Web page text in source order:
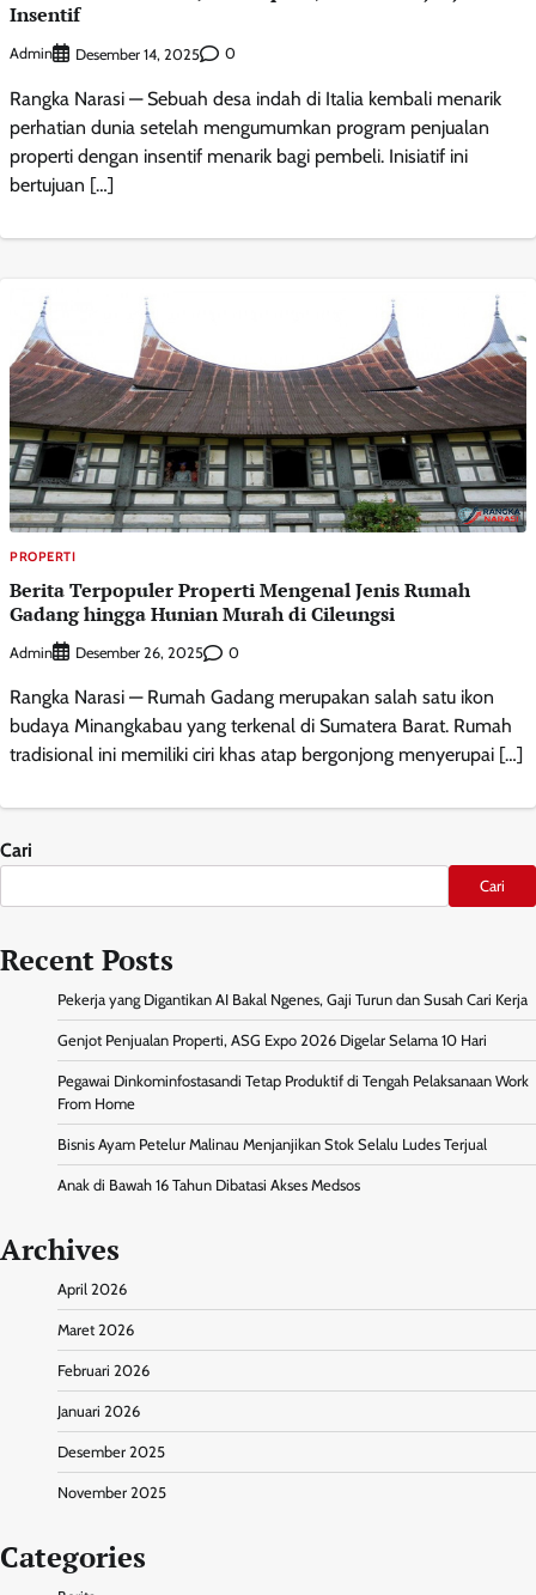
Insentif
Admin Desember 14, 2025 0
Rangka Narasi — Sebuah desa indah di Italia kembali menarik
perhatian dunia setelah mengumumkan program penjualan
properti dengan insentif menarik bagi pembeli. Inisiatif ini
bertujuan […]
PROPERTI
Berita Terpopuler Properti Mengenal Jenis Rumah
Gadang hingga Hunian Murah di Cileungsi
Admin Desember 26, 2025 0
Rangka Narasi — Rumah Gadang merupakan salah satu ikon
budaya Minangkabau yang terkenal di Sumatera Barat. Rumah
tradisional ini memiliki ciri khas atap bergonjong menyerupai […]
Cari
Cari
Recent Posts
Pekerja yang Digantikan AI Bakal Ngenes, Gaji Turun dan Susah Cari Kerja
Genjot Penjualan Properti, ASG Expo 2026 Digelar Selama 10 Hari
Pegawai Dinkominfostasandi Tetap Produktif di Tengah Pelaksanaan Work
From Home
Bisnis Ayam Petelur Malinau Menjanjikan Stok Selalu Ludes Terjual
Anak di Bawah 16 Tahun Dibatasi Akses Medsos
Archives
April 2026
Maret 2026
Februari 2026
Januari 2026
Desember 2025
November 2025
Categories